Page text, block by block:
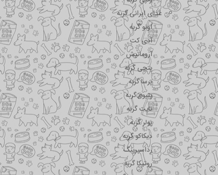
غذای ایرانی گربه
اونو گربه
آدی کت
آروماتیش
پتچی گربه
پرسا گربه
پتیوم گربه
تاپت گربه
پولر گربه
دیکاکو گربه
رداسپرینگ
روتیکا گربه